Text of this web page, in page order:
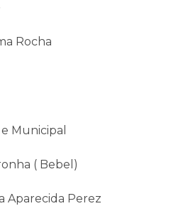
Rocha
Municipal
( Bebel)
Aparecida Perez